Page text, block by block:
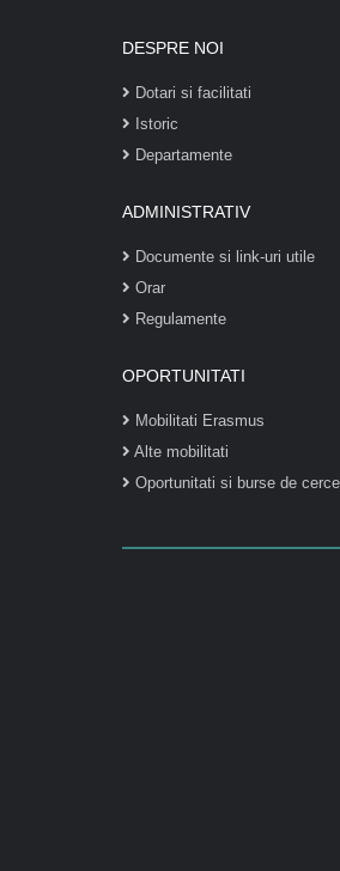
DESPRE NOI
Dotari si facilitati
Istoric
Departamente
ADMINISTRATIV
Documente si link-uri utile
Orar
Regulamente
OPORTUNITATI
Mobilitati Erasmus
Alte mobilitati
Oportunitati si burse de